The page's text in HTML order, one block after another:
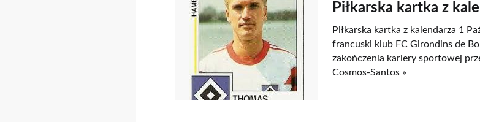
Piłkarska kartka z
Piłkarska kartka z kalendarza 1
francuski klub FC Girondins de
zakończenia kariery sportowej
Cosmos-Santos »